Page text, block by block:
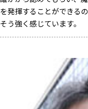
を発揮することができる
そう強く感じています。